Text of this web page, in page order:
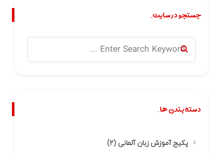
جستجو در سایت.
دسته بندی ها.
پکیج آموزش زبان آلمانی (۲)